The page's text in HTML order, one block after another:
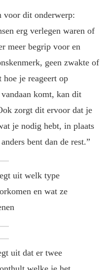
voor dit onderwerp:
erg verlegen waren of
meer begrip voor en
geen zwakte of
je reageert op
komt, kan dit
zorgt dit ervoor dat je
je nodig hebt, in plaats
bent dan de rest.”
uit welk type
en wat ze
uit dat er twee